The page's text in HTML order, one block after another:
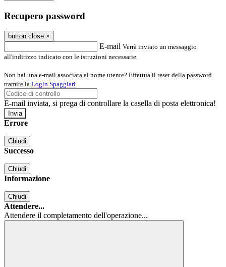
Recupero password
button close ×
E-mail Verrà inviato un messaggio
all'indirizzo indicato con le istruzioni necessarie.
Non hai una e-mail associata al nome utente? Effettua il reset della password
tramite la Login Spaggiari
E-mail inviata, si prega di controllare la casella di posta elettronica!
Errore
Chiudi
Successo
Chiudi
Informazione
Chiudi
Attendere...
Attendere il completamento dell'operazione...